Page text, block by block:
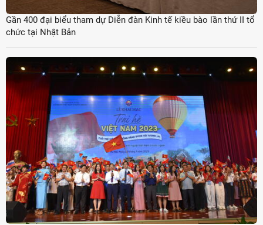
Gần 400 đại biểu tham dự Diễn đàn Kinh tế kiều bào lần thứ II tổ
chức tại Nhật Bản